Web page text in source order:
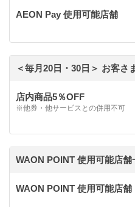
AEON Pay 使用可能店舗
＜毎月20日・30日＞ お客さ
店内商品5％OFF
※他券・他サービスとの併用不可
WAON POINT 使用可能店舗
WAON POINT 使用可能店舗